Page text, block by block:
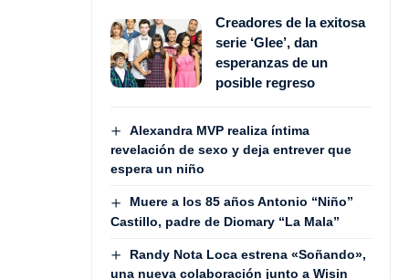
Creadores de la exitosa
serie ‘Glee’, dan
esperanzas de un
posible regreso
Alexandra MVP realiza íntima
revelación de sexo y deja entrever que
espera un niño
Muere a los 85 años Antonio “Niño”
Castillo, padre de Diomary “La Mala”
Randy Nota Loca estrena «Soñando»,
una nueva colaboración junto a Wisin